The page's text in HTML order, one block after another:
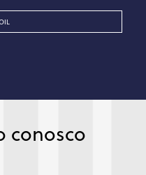
conosco